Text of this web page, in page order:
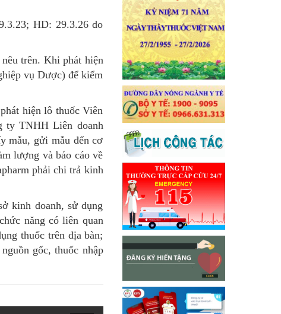
HD: 29.3.26 do
trên. Khi phát hiện
vụ Dược) để kiểm
hiện lô thuốc Viên
ty TNHH Liên doanh
mẫu, gửi mẫu đến cơ
lượng và báo cáo về
phải chi trả kinh
kinh doanh, sử dụng
năng có liên quan
thuốc trên địa bàn;
gốc, thuốc nhập